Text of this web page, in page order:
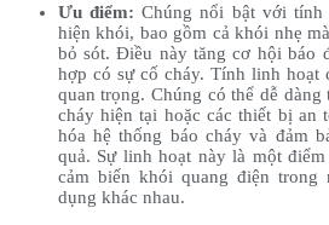
Ưu điểm: Chúng nổi bật với tính
hiện khói, bao gồm cả khói nhẹ
bỏ sót. Điều này tăng cơ hội báo
hợp có sự cố cháy. Tính linh hoạt
quan trọng. Chúng có thể dễ
cháy hiện tại hoặc các thiết bị an
hóa hệ thống báo cháy và đảm
quả. Sự linh hoạt này là một
cảm biến khói quang điện trong
dụng khác nhau.